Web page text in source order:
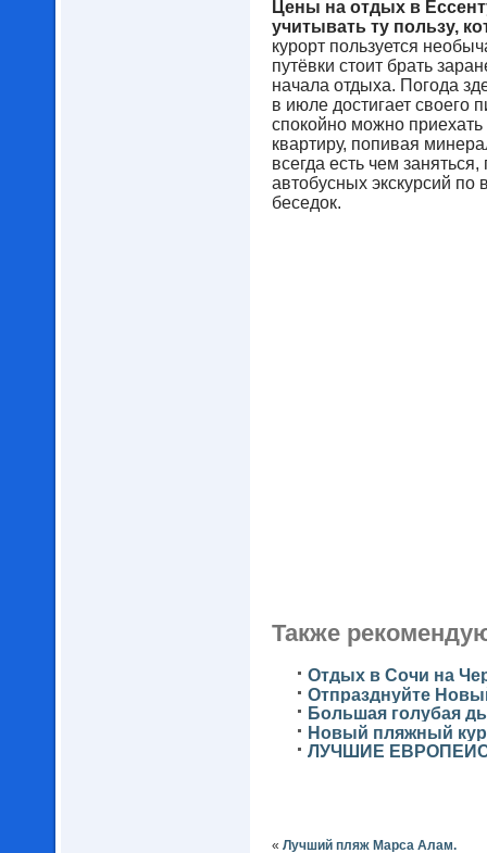
Цены на отдых в
учитывать ту пользу,
курорт пользуется
путёвки стоит брать
начала отдыха. Погода
в июле достигает своего
спокойно можно
квартиру, попивая
всегда есть чем
автобусных экскурсий по
беседок.
Также
Отдых в Сочи на
Отпразднуйте
Большая голубая
Новый пляжный
ЛУЧШИЕ
« Лучший пляж Марса Алам.